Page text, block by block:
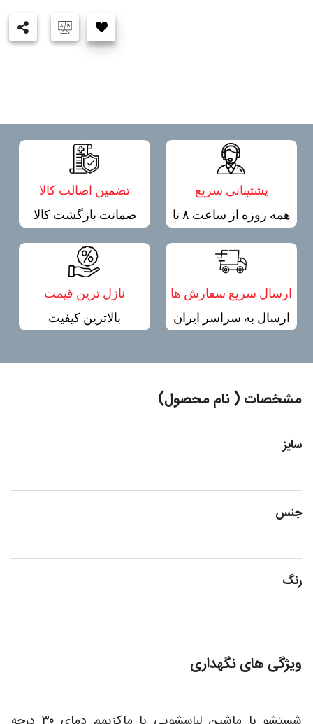
پشتیبانی سریع
همه روزه از ساعت ۸ تا
۲۰
تضمین اصالت کالا
ضمانت بازگشت کالا
ارسال سریع سفارش ها
ارسال به سراسر ایران
نازل ترین قیمت
بالاترین کیفیت
مشخصات ( نام محصول)
سایز
جنس
رنگ
ویژگی های نگهداری